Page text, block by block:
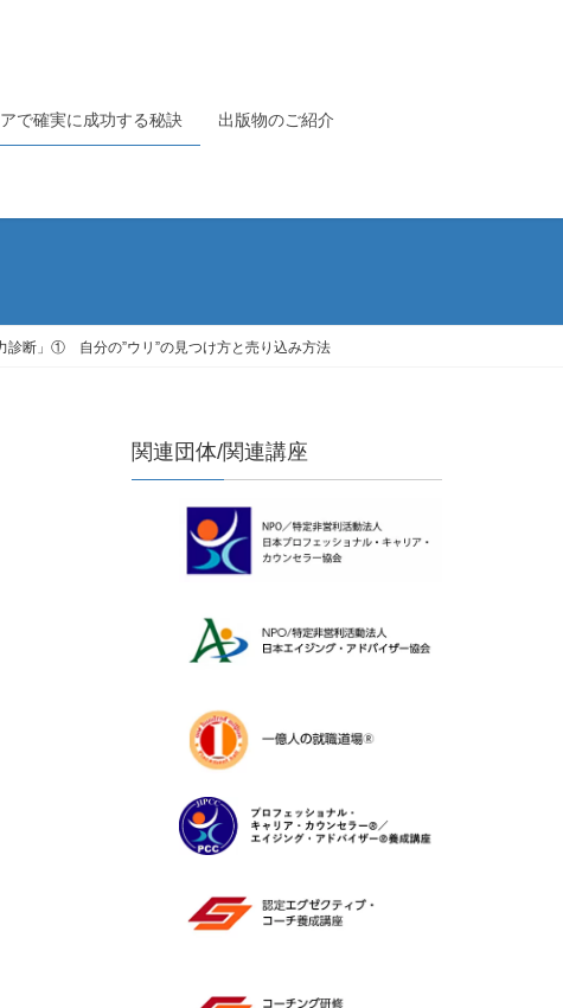
で確実に成功する秘訣 出版物のご紹介
診断」① 自分の”ウリ”の見つけ方と売り込み方法
関連団体/関連講座